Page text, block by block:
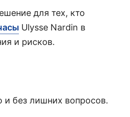
для тех, кто
Ulysse Nardin в
и рисков.
без лишних вопросов.